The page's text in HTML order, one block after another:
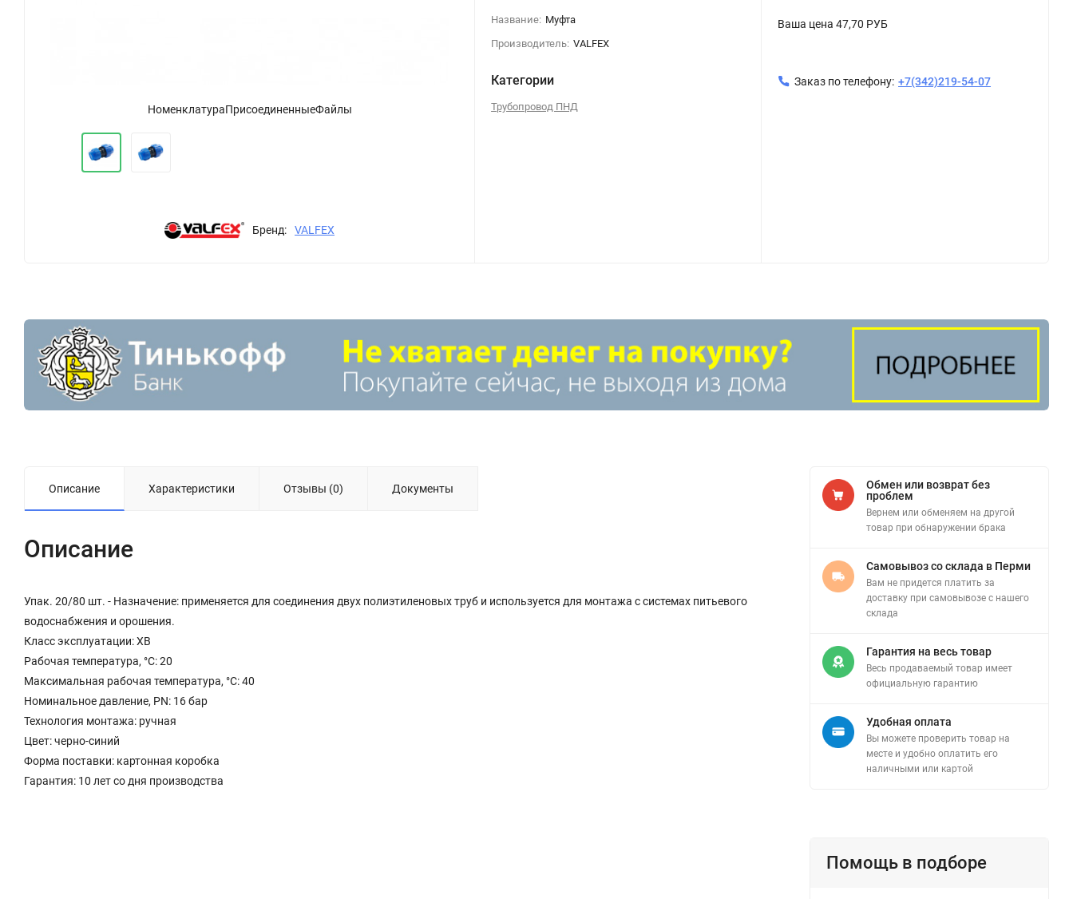
НоменклатураПрисоединенныеФайлы Муфта переходная ф32х20 ПЭ VF
Бренд: VALFEX
Название: Муфта
Производитель: VALFEX
Категории
Трубопровод ПНД
Ваша цена47,70 РУБ
Заказ по телефону: +7(342)219-54-07
Описание Характеристики Отзывы (0) Документы
Описание
Упак. 20/80 шт. - Назначение: применяется для соединения двух полиэтиленовых труб и используется для монтажа с системах питьевого
водоснабжения и орошения.
Класс эксплуатации: ХВ
Рабочая температура, °С: 20
Максимальная рабочая температура, °С: 40
Номинальное давление, PN: 16 бар
Технология монтажа: ручная
Цвет: черно-синий
Форма поставки: картонная коробка
Гарантия: 10 лет со дня производства
Обмен или возврат без
проблем
Вернем или обменяем на другой
товар при обнаружении брака
Самовывоз со склада в Перми
Вам не придется платить за
доставку при самовывозе с нашего
склада
Гарантия на весь товар
Весь продаваемый товар имеет
официальную гарантию
Удобная оплата
Вы можете проверить товар на
месте и удобно оплатить его
наличными или картой
Помощь в подборе